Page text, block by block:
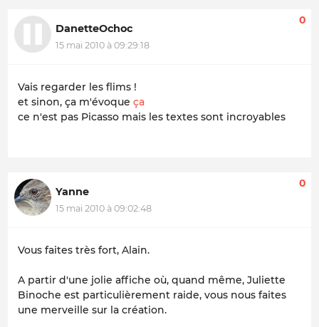
DanetteOchoc
15 mai 2010 à 09:29:18
0
Vais regarder les flims !
et sinon, ça m'évoque ça
ce n'est pas Picasso mais les textes sont incroyables
Yanne
15 mai 2010 à 09:02:48
0
Vous faites très fort, Alain.
A partir d'une jolie affiche où, quand même, Juliette
Binoche est particulièrement raide, vous nous faites
une merveille sur la création.